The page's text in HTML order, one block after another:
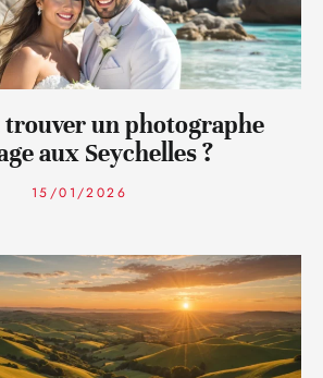
trouver un photographe
aux Seychelles ?
15/01/2026